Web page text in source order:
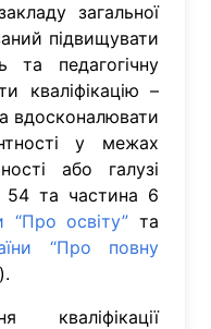
загальної
підвищувати
та педагогічну
кваліфікацію –
вдосконалювати
у межах
або галузі
54 та частина 6
“Про освіту”та
“Про повну
).
кваліфікації